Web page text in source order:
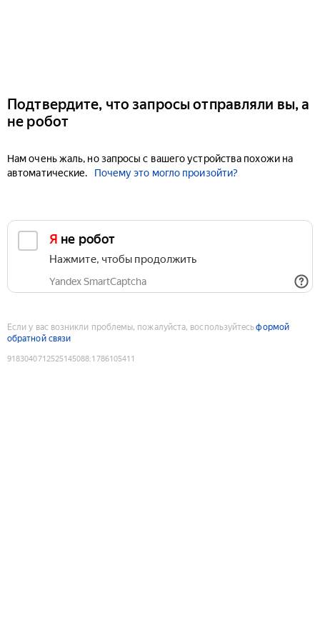
Подтвердите, что запросы отправляли вы, а
не робот
Нам очень жаль, но запросы с вашего устройства похожи на
автоматические.
Почему это могло произойти?
Я не робот
Нажмите, чтобы продолжить
Yandex SmartCaptcha
Если у вас возникли проблемы, пожалуйста, воспользуйтесьформой
обратной связи
9183040712525145088:1786105411